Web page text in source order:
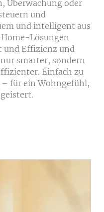
Überwachung oder
und
und intelligent aus
Lösungen
und Effizienz und
smarter, sondern
Einfach zu
für ein Wohngefühl,